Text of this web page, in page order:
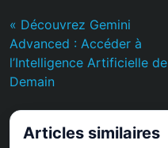
« Découvrez Gemini
Advanced : Accéder à
l’Intelligence Artificielle de
Demain
Articles similaires